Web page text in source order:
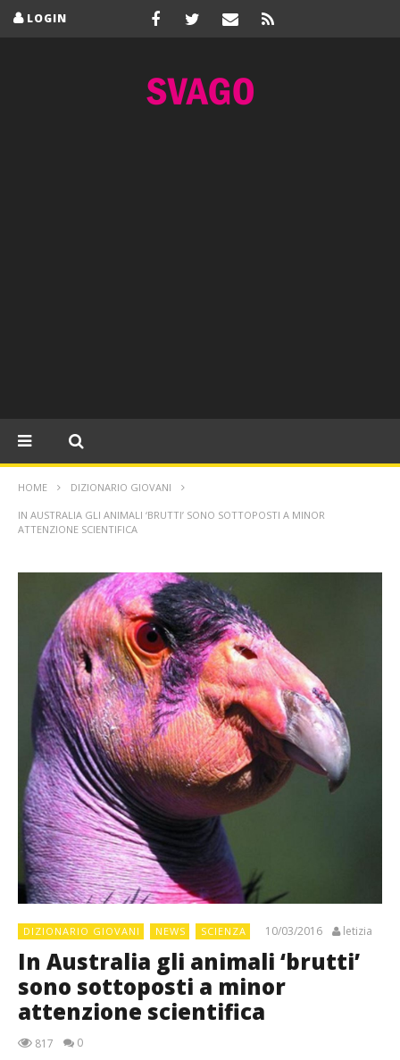
LOGIN
HOME DIZIONARIO GIOVANI
IN AUSTRALIA GLI ANIMALI ‘BRUTTI’ SONO SOTTOPOSTI A MINOR
ATTENZIONE SCIENTIFICA
DIZIONARIO GIOVANI NEWS SCIENZA 10/03/2016 letizia
In Australia gli animali ‘brutti’
sono sottoposti a minor
attenzione scientifica
817 0